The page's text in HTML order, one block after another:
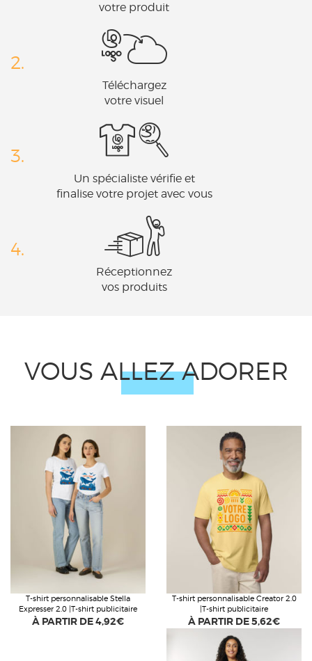
votre produit
2.
Téléchargez
votre visuel
3.
Un spécialiste vérifie et
finalise votre projet avec vous
4.
Réceptionnez
vos produits
VOUS ALLEZ ADORER
T-shirt personnalisable Stella
Expresser 2.0 |T-shirt publicitaire
À PARTIR DE4,92€
T-shirt personnalisable Creator 2.0
|T-shirt publicitaire
À PARTIR DE5,62€